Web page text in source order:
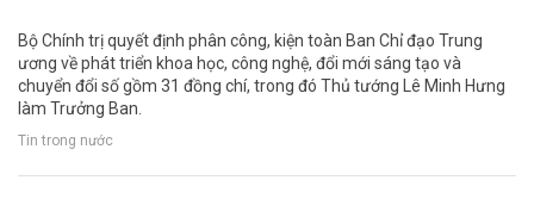
Bộ Chính trị quyết định phân công, kiện toàn Ban Chỉ đạo Trung
ương về phát triển khoa học, công nghệ, đổi mới sáng tạo và
chuyển đổi số gồm 31 đồng chí, trong đó Thủ tướng Lê Minh Hưng
làm Trưởng Ban.
Tin trong nước